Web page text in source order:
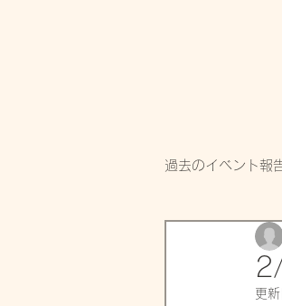
過去のイベント報
スタッフの
更新